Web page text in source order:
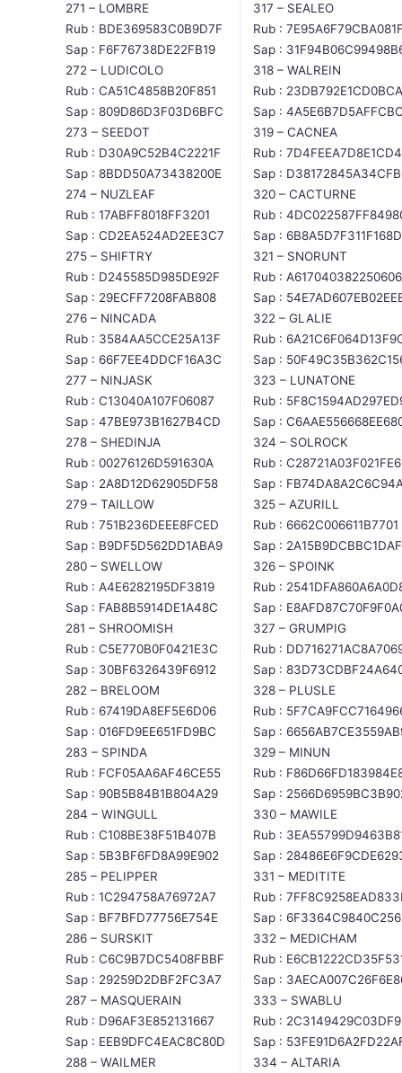
271 – LOMBRE
Rub : BDE369583C0B9D7F
Sap : F6F76738DE22FB19
272 – LUDICOLO
Rub : CA51C4858B20F851
Sap : 809D86D3F03D6BFC
273 – SEEDOT
Rub : D30A9C52B4C2221F
Sap : 8BDD50A73438200E
274 – NUZLEAF
Rub : 17ABFF8018FF3201
Sap : CD2EA524AD2EE3C7
275 – SHIFTRY
Rub : D245585D985DE92F
Sap : 29ECFF7208FAB808
276 – NINCADA
Rub : 3584AA5CCE25A13F
Sap : 66F7EE4DDCF16A3C
277 – NINJASK
Rub : C13040A107F06087
Sap : 47BE973B1627B4CD
278 – SHEDINJA
Rub : 00276126D591630A
Sap : 2A8D12D62905DF58
279 – TAILLOW
Rub : 751B236DEEE8FCED
Sap : B9DF5D562DD1ABA9
280 – SWELLOW
Rub : A4E6282195DF3819
Sap : FAB8B5914DE1A48C
281 – SHROOMISH
Rub : C5E770B0F0421E3C
Sap : 30BF6326439F6912
282 – BRELOOM
Rub : 67419DA8EF5E6D06
Sap : 016FD9EE651FD9BC
283 – SPINDA
Rub : FCF05AA6AF46CE55
Sap : 90B5B84B1B804A29
284 – WINGULL
Rub : C108BE38F51B407B
Sap : 5B3BF6FD8A99E902
285 – PELIPPER
Rub : 1C294758A76972A7
Sap : BF7BFD77756E754E
286 – SURSKIT
Rub : C6C9B7DC5408FBBF
Sap : 29259D2DBF2FC3A7
287 – MASQUERAIN
Rub : D96AF3E852131667
Sap : EEB9DFC4EAC8C80D
288 – WAILMER
317 – SEALEO
Rub :
Sap :
318 – WALREIN
Rub :
Sap :
319 – CACNEA
Rub :
Sap :
320 – CACTURNE
Rub :
Sap : 6B8A5D7F311F168D
321 – SNORUNT
Rub : A617040382250606
Sap :
322 – GLALIE
Rub :
Sap :
323 – LUNATONE
Rub :
Sap :
324 – SOLROCK
Rub : C28721A03F021FE6
Sap :
325 – AZURILL
Rub : 6662C006611B7701
Sap :
326 – SPOINK
Rub :
Sap :
327 – GRUMPIG
Rub :
Sap :
328 – PLUSLE
Rub :
Sap :
329 – MINUN
Rub :
Sap :
330 – MAWILE
Rub :
Sap :
331 – MEDITITE
Rub :
Sap :
332 – MEDICHAM
Rub :
Sap :
333 – SWABLU
Rub :
Sap :
334 – ALTARIA